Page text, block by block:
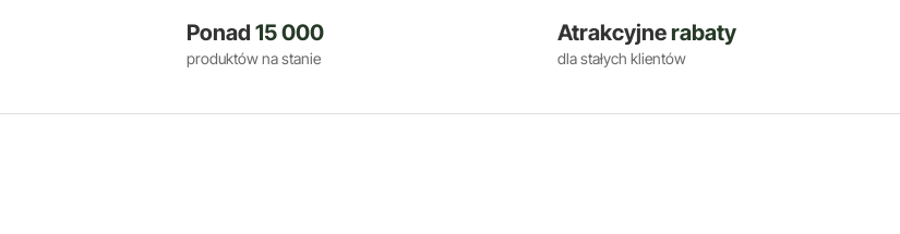
Ponad 15 000
produktów na stanie
Atrakcyjnerabaty
dla stałych klientów